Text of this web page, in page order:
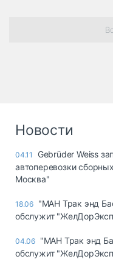
Новости
04.11
Gebrüder Weiss
автоперевозки
Москва"
18.06 "МАН Трак энд
обслужит
04.06 "МАН Трак энд
обслужит